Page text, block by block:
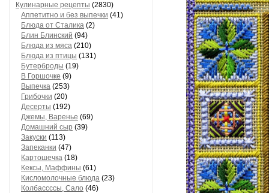
Кулинарные рецепты (2830)
Аппетитно и без выпечки (41)
Блюда от Сталика (2)
Блин Блинский (94)
Блюда из мяса (210)
Блюда из птицы (131)
Бутерброды (19)
В Горшочке (9)
Выпечка (253)
Грибочки (20)
Десерты (192)
Джемы, Варенье (69)
Домашний сыр (39)
Закуски (113)
Запеканки (47)
Картошечка (18)
Кексы, Маффины (61)
Кисломолочные блюда (23)
Колбассссы, Сало (46)